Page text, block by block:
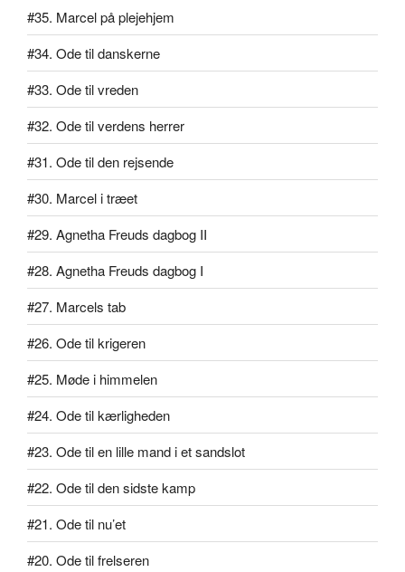
#35. Marcel på plejehjem
#34. Ode til danskerne
#33. Ode til vreden
#32. Ode til verdens herrer
#31. Ode til den rejsende
#30. Marcel i træet
#29. Agnetha Freuds dagbog II
#28. Agnetha Freuds dagbog I
#27. Marcels tab
#26. Ode til krigeren
#25. Møde i himmelen
#24. Ode til kærligheden
#23. Ode til en lille mand i et sandslot
#22. Ode til den sidste kamp
#21. Ode til nu’et
#20. Ode til frelseren